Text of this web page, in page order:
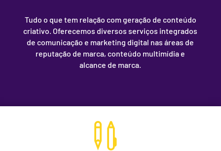
Tudo o que tem relação com geração de conteúdo
criativo. Oferecemos diversos serviços integrados
de comunicação e marketing digital nas áreas de
reputação de marca, conteúdo multimídia e
alcance de marca.
